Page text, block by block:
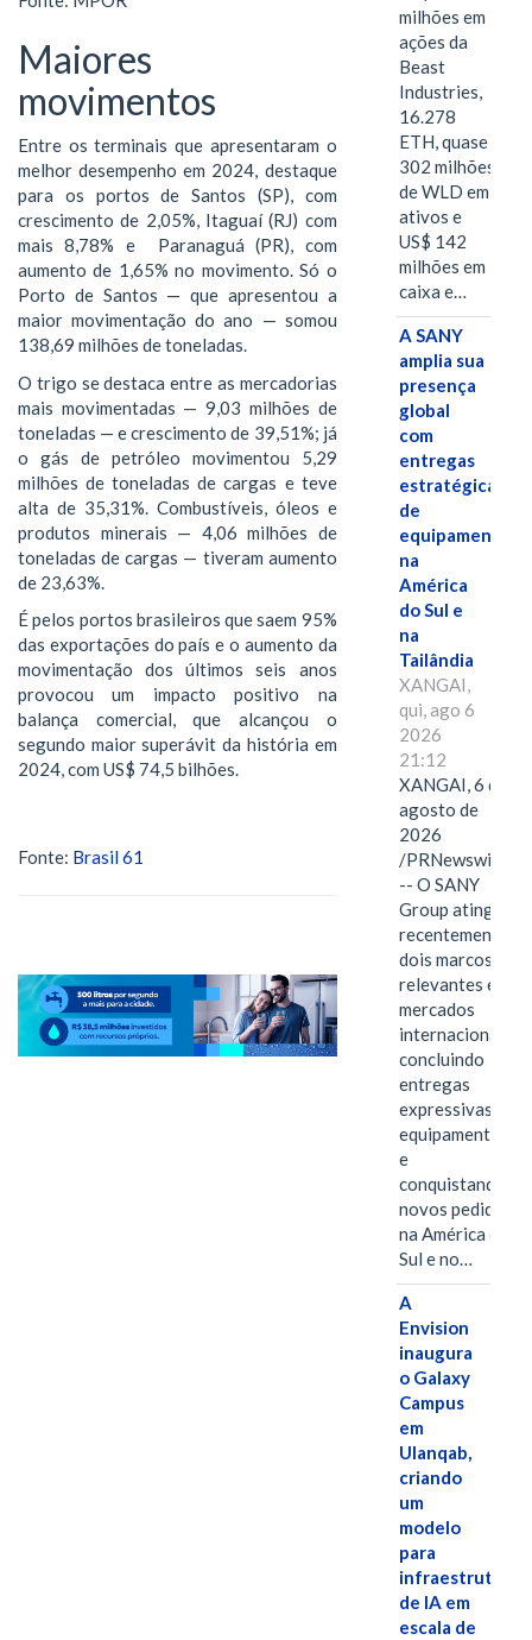
Maiores
movimentos
Entre os terminais que apresentaram o
melhor desempenho em 2024, destaque
para os portos de Santos (SP), com
crescimento de 2,05%, Itaguaí (RJ) com
mais 8,78% e Paranaguá (PR), com
aumento de 1,65% no movimento. Só o
Porto de Santos — que apresentou a
maior movimentação do ano — somou
138,69 milhões de toneladas.
O trigo se destaca entre as mercadorias
mais movimentadas — 9,03 milhões de
toneladas — e crescimento de 39,51%; já
o gás de petróleo movimentou 5,29
milhões de toneladas de cargas e teve
alta de 35,31%. Combustíveis, óleos e
produtos minerais — 4,06 milhões de
toneladas de cargas — tiveram aumento
de 23,63%.
É pelos portos brasileiros que saem 95%
das exportações do país e o aumento da
movimentação dos últimos seis anos
provocou um impacto positivo na
balança comercial, que alcançou o
segundo maior superávit da história em
2024, com US$ 74,5 bilhões.
Fonte: Brasil 61
milhões em
ações da
Beast
Industries,
16.278
ETH, quase
302 milhões
de WLD em
ativos e
US$ 142
milhões em
caixa e…
A SANY
amplia sua
presença
global
com
entregas
estratégicas
de
equipamentos
na
América
do Sul e
na
Tailândia
XANGAI,
qui, ago 6
2026
21:12
XANGAI, 6 de
agosto de
2026
/PRNewswire/
-- O SANY
Group atingiu
recentemente
dois marcos
relevantes em
mercados
internacionais,
concluindo
entregas
expressivas de
equipamentos
e
conquistando
novos pedidos
na América do
Sul e no…
A
Envision
inaugura
o Galaxy
Campus
em
Ulanqab,
criando
um
modelo
para
infraestrutura
de IA em
escala de